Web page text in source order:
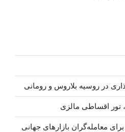
سوپر
در روسیه بلاروس و رومانی
تور اقساطی مالزی
معامله‌گران بازارهای جهانی